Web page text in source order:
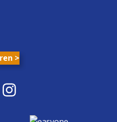
>
Instagram